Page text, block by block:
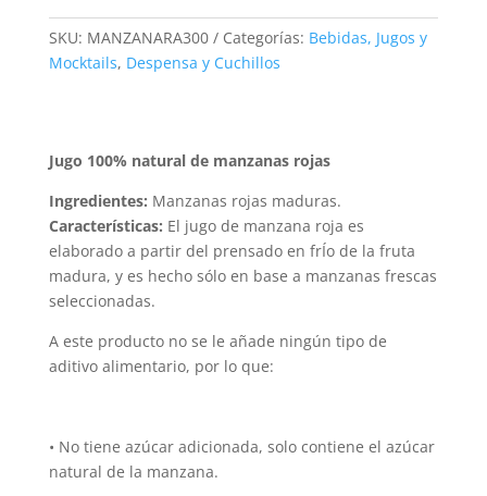
Aviles
300
ml
SKU: MANZANARA300 Categorías: Bebidas, Jugos y
Mocktails, Despensa y Cuchillos
Jugo 100% natural de manzanas rojas
Ingredientes: Manzanas rojas maduras.
Características: El jugo de manzana roja es
elaborado a partir del prensado en frÍo de la fruta
madura, y es hecho sólo en base a manzanas frescas
seleccionadas.
A este producto no se le añade ningún tipo de
aditivo alimentario, por lo que:
• No tiene azúcar adicionada, solo contiene el azúcar
natural de la manzana.